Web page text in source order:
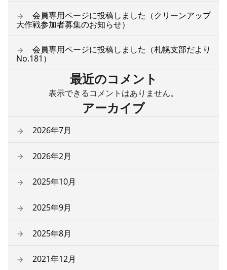
会員専用ページに投稿しました（クリーンアップ
大作戦参加者募集のお知らせ）
会員専用ページに投稿しました（札幌支部だより
No.181）
最近のコメント
表示できるコメントはありません。
アーカイブ
2026年7月
2026年2月
2025年10月
2025年9月
2025年8月
2021年12月